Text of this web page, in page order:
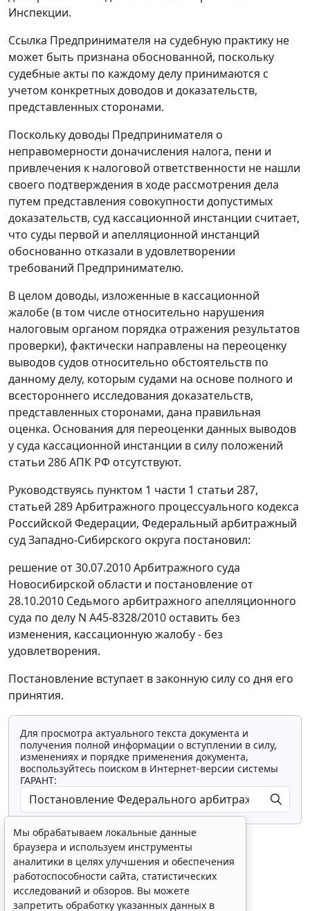
Инспекции.
Ссылка Предпринимателя на судебную практику не
может быть признана обоснованной, поскольку
судебные акты по каждому делу принимаются с
учетом конкретных доводов и доказательств,
представленных сторонами.
Поскольку доводы Предпринимателя о
неправомерности доначисления налога, пени и
привлечения к налоговой ответственности не нашли
своего подтверждения в ходе рассмотрения дела
путем представления совокупности допустимых
доказательств, суд кассационной инстанции считает,
что суды первой и апелляционной инстанций
обоснованно отказали в удовлетворении
требований Предпринимателю.
В целом доводы, изложенные в кассационной
жалобе (в том числе относительно нарушения
налоговым органом порядка отражения результатов
проверки), фактически направлены на переоценку
выводов судов относительно обстоятельств по
данному делу, которым судами на основе полного и
всестороннего исследования доказательств,
представленных сторонами, дана правильная
оценка. Основания для переоценки данных выводов
у суда кассационной инстанции в силу положений
статьи 286АПК РФ отсутствуют.
Руководствуясь пунктом 1 части 1 статьи 287,
статьей 289Арбитражного процессуального кодекса
Российской Федерации, Федеральный арбитражный
суд Западно-Сибирского округа постановил:
решение от 30.07.2010 Арбитражного суда
Новосибирской области и постановление от
28.10.2010 Седьмого арбитражного апелляционного
суда по делу N А45-8328/2010 оставить без
изменения, кассационную жалобу - без
удовлетворения.
Постановление вступает в законную силу со дня его
принятия.
Для просмотра актуального текста документа и
получения полной информации о вступлении в силу,
изменениях и порядке применения документа,
воспользуйтесь поиском в Интернет-версии системы
ГАРАНТ:
Показать все материалы
Мы обрабатываем локальные данные
браузера и используем инструменты
аналитики в целях улучшения и обеспечения
работоспособности сайта, статистических
исследований и обзоров. Вы можете
запретить обработку указанных данных в